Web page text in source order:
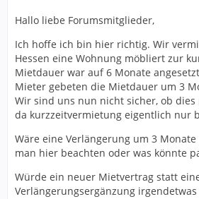
Hallo liebe Forumsmitglieder,
Ich hoffe ich bin hier richtig. Wir
Hessen eine Wohnung möbliert zur
Mietdauer war auf 6 Monate
Mieter gebeten die Mietdauer um 3
Wir sind uns nun nicht sicher, ob
da kurzzeitvermietung eigentlich nur
Wäre eine Verlängerung um 3 Monate
man hier beachten oder was könnte
Würde ein neuer Mietvertrag statt
Verlängerungsergänzung